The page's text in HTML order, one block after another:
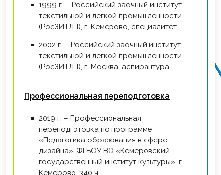
1999 г. – Российский заочный институт
текстильной и легкой промышленности
(РосЗИТЛП), г. Кемерово, специалитет
2002 г. – Российский заочный институт
текстильной и легкой промышленности
(РосЗИТЛП), г. Москва, аспирантура
Профессиональная переподготовка
2019 г. – Профессиональная
переподготовка по программе
«Педагогика образования в сфере
дизайна», ФГБОУ ВО «Кемеровский
государственный институт культуры», г.
Кемерово, 340 ч.